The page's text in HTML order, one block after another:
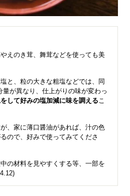
えのき茸、舞茸などを使っても美
と、粒の大きな粗塩などでは、同
量が異なり、仕上がりの味が変わっ
して好みの塩加減に味を調える こ
、家に薄口醤油があれば、汁の色
ので、好みで使ってみてくださ
の材料を見やすくする等、一部を